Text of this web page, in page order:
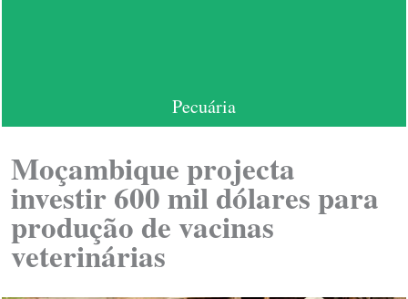
Pecuária
Moçambique projecta
investir 600 mil dólares para
produção de vacinas
veterinárias